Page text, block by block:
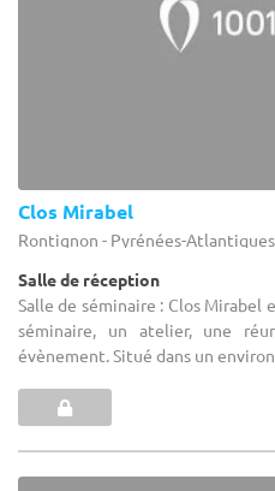
Clos Mirabel
Rontignon - Pyrénées-
Salle de réception
Salle de séminaire : Clos Mirabel
séminaire, un atelier, une
évènement. Situé dans un